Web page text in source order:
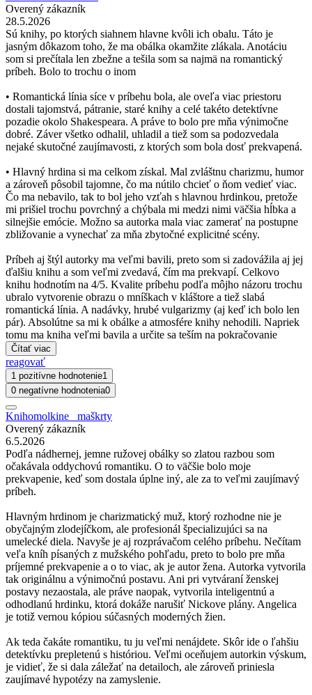
Overený zákazník
28.5.2026
Sú knihy, po ktorých siahnem hlavne kvôli ich obalu. Táto je
jasným dôkazom toho, že ma obálka okamžite zlákala. Anotáciu
som si prečítala len zbežne a tešila som sa najmä na romantický
príbeh. Bolo to trochu o inom
• Romantická línia síce v príbehu bola, ale oveľa viac priestoru
dostali tajomstvá, pátranie, staré knihy a celé takéto detektívne
pozadie okolo Shakespeara. A práve to bolo pre mňa výnimočne
dobré. Záver všetko odhalil, uhladil a tiež som sa podozvedala
nejaké skutočné zaujímavosti, z ktorých som bola dosť prekvapená.
• Hlavný hrdina si ma celkom získal. Mal zvláštnu charizmu, humor
a zároveň pôsobil tajomne, čo ma nútilo chcieť o ňom vedieť viac.
Čo ma nebavilo, tak to bol jeho vzťah s hlavnou hrdinkou, pretože
mi prišiel trochu povrchný a chýbala mi medzi nimi väčšia hĺbka a
silnejšie emócie. Možno sa autorka mala viac zamerať na postupne
zbližovanie a vynechať za mňa zbytočné explicitné scény.
Príbeh aj štýl autorky ma veľmi bavili, preto som si zadovážila aj jej
ďalšiu knihu a som veľmi zvedavá, čím ma prekvapí. Celkovo
knihu hodnotím na 4/5. Kvalite príbehu podľa môjho názoru trochu
ubralo vytvorenie obrazu o mníškach v kláštore a tiež slabá
romantická línia. A nadávky, hrubé vulgarizmy (aj keď ich bolo len
pár). Absolútne sa mi k obálke a atmosfére knihy nehodili. Napriek
tomu ma kniha veľmi bavila a určite sa teším na pokračovanie
Čítať viac
reagovať
1 pozitívne hodnotenie1
0 negatívne hodnotenia0
Knihomolkine_ maškrty
Overený zákazník
6.5.2026
Podľa nádhernej, jemne ružovej obálky so zlatou razbou som
očakávala oddychovú romantiku. O to väčšie bolo moje
prekvapenie, keď som dostala úplne iný, ale za to veľmi zaujímavý
príbeh.
Hlavným hrdinom je charizmatický muž, ktorý rozhodne nie je
obyčajným zlodejíčkom, ale profesionál špecializujúci sa na
umelecké diela. Navyše je aj rozprávačom celého príbehu. Nečítam
veľa kníh písaných z mužského pohľadu, preto to bolo pre mňa
príjemné prekvapenie a o to viac, ak je autor žena. Autorka vytvorila
tak originálnu a výnimočnú postavu. Ani pri vytváraní ženskej
postavy nezaostala, ale práve naopak, vytvorila inteligentnú a
odhodlanú hrdinku, ktorá dokáže narušiť Nickove plány. Angelica
je totiž vernou kópiou súčasných moderných žien.
Ak teda čakáte romantiku, tu ju veľmi nenájdete. Skôr ide o ľahšiu
detektívku prepletenú s históriou. Veľmi oceňujem autorkin výskum,
je vidieť, že si dala záležať na detailoch, ale zároveň priniesla
zaujímavé hypotézy na zamyslenie.